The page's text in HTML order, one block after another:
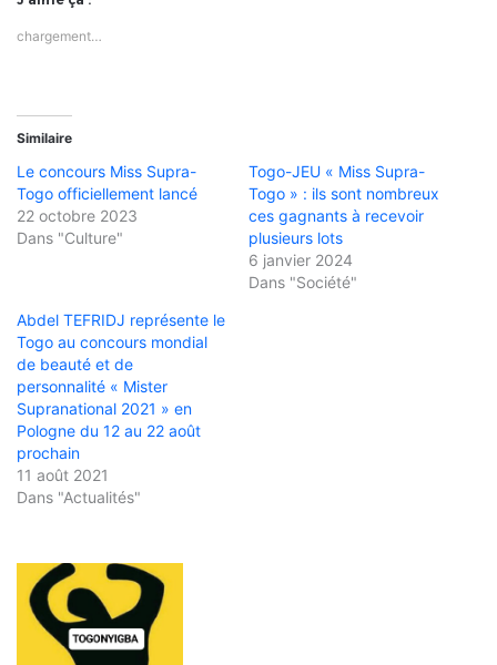
chargement…
Similaire
Le concours Miss Supra-
Togo officiellement lancé
22 octobre 2023
Dans "Culture"
Togo-JEU « Miss Supra-
Togo » : ils sont nombreux
ces gagnants à recevoir
plusieurs lots
6 janvier 2024
Dans "Société"
Abdel TEFRIDJ représente le
Togo au concours mondial
de beauté et de
personnalité « Mister
Supranational 2021 » en
Pologne du 12 au 22 août
prochain
11 août 2021
Dans "Actualités"